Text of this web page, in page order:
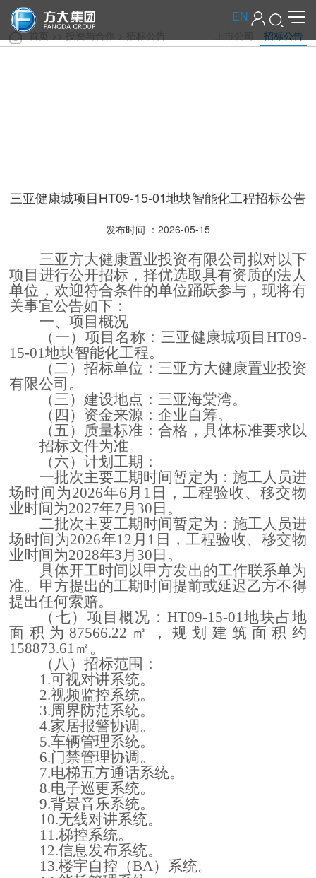
EN
首页 招标公告
三亚健康城项目HT09-15-01地块智能化工程招标公告
发布时间 ：2026-05-15
三亚方大健康置业投资有限公司拟对以下
项目进行公开招标，择优选取具有资质的法人
单位，欢迎符合条件的单位踊跃参与，现将有
关事宜公告如下：
一、项目概况
（一）项目名称： 三亚健康城项目 HT09-
15-01地块智能化工程。
（二）招标单位：三亚方大健康置业投资
有限公司 。
（三）建设地点：三亚海棠湾。
（四）资金来源：企业自筹。
（五）质量标准：合格，具体标准要求以
招标文件为准。
（六）计划工期：
一批次主要工期时间暂定为：施工人员进
场时间为2026年6月1日，工程验收、移交物
业时间为2027年7月30日。
二批次主要工期时间暂定为：施工人员进
场时间为2026年12月1日，工程验收、移交物
业时间为2028年3月30日。
具体开工时间以甲方发出的工作联系单为
准。甲方提出的工期时间提前或延迟乙方不得
提出任何索赔。
（七）项目概况： HT09-15-01地块占地
面积为87566.22㎡，规划建筑面积约
158873.61㎡。
（ 八 ）招标范围：
1.可视对讲系统。
2.视频监控系统。
3.周界防范系统。
4.家居报警协调。
5.车辆管理系统。
6.门禁管理协调。
7.电梯五方通话系统。
8.电子巡更系统。
9.背景音乐系统。
10.无线对讲系统。
11.梯控系统。
12.信息发布系统。
13.楼宇自控（BA）系统。